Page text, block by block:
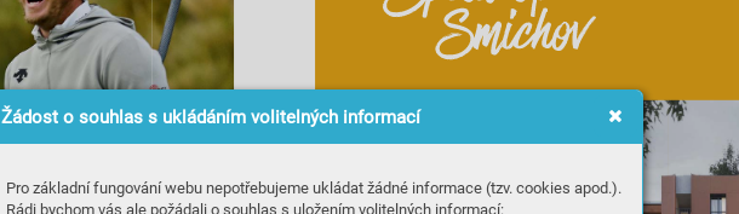
Žádost o souhlas s ukládáním volitelných informací
Pro základní fungování webu nepotřebujeme ukládat žádné informace (tzv. cookies apod.).
Rádi bychom vás ale požádali o souhlas s uložením volitelných informací: